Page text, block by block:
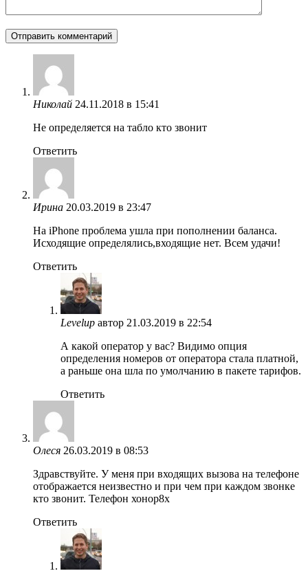
Николай 24.11.2018 в 15:41
Не определяется на табло кто звонит
Ответить
Ирина 20.03.2019 в 23:47
На iPhone проблема ушла при пополнении баланса.
Исходящие определялись,входящие нет. Всем удачи!
Ответить
Levelup автор 21.03.2019 в 22:54
А какой оператор у вас? Видимо опция
определения номеров от оператора стала платной,
а раньше она шла по умолчанию в пакете тарифов.
Ответить
Олеся 26.03.2019 в 08:53
Здравствуйте. У меня при входящих вызова на телефоне
отображается неизвестно и при чем при каждом звонке
кто звонит. Телефон хонор8х
Ответить